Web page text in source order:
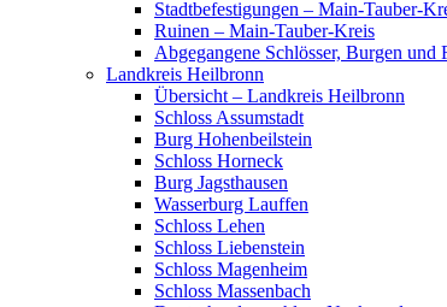
Stadtbefestigungen – Main-Tauber-
Ruinen – Main-Tauber-Kreis
Abgegangene Schlösser, Burgen
Landkreis Heilbronn
Übersicht – Landkreis Heilbronn
Schloss Assumstadt
Burg Hohenbeilstein
Schloss Horneck
Burg Jagsthausen
Wasserburg Lauffen
Schloss Lehen
Schloss Liebenstein
Schloss Magenheim
Schloss Massenbach